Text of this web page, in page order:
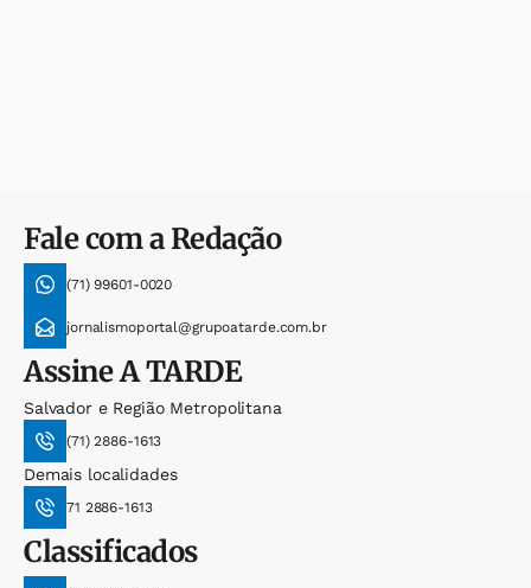
Fale com a Redação
(71) 99601-0020
jornalismoportal@grupoatarde.com.br
AssineA TARDE
Salvador e Região Metropolitana
(71) 2886-1613
Demais localidades
71 2886-1613
Classificados